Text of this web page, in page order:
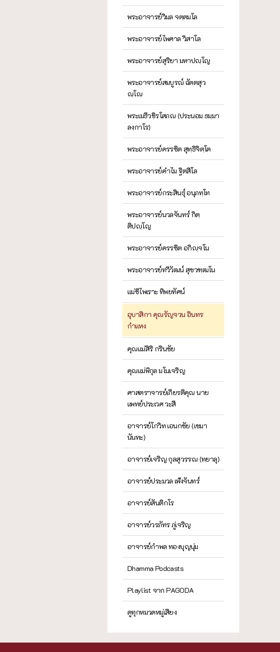
พระอาจารย์วิมล จตฺตมโล
พระอาจารย์ไพศาล วิสาโล
พระอาจารย์สุริยา มหาปญฺโญ
พระอาจารย์สมบูรณ์ ฉัตตสุว
ณฺโณ
พระเมธีวชิรโสภณ (ประนอม ธมฺมา
ลงฺกาโร)
พระอาจารย์ครรชิต สุทฺธิจิตฺโต
พระอาจารย์คำไม ฐิตสีโล
พระอาจารย์กระสินธุ์ อนุภทฺโท
พระอาจารย์นวลจันทร์ กิตฺ
ติปญฺโญ
พระอาจารย์ครรชิต อกิญฺจโน
พระอาจารย์ทวีวัฒน์ สุขวฑฺฒโน
แม่ชีไพเราะ ทิพยทัศน์
อุบาสิกา คุณรัญจวน อินทร
กำแหง
คุณแม่สิริ กรินชัย
คุณแม่พิกุล มโนเจริญ
ศาสตราจารย์เกียรติคุณ นาย
แพทย์ประเวศ วะสี
อาจารย์โกวิท เอนกชัย (เขมา
นันทะ)
อาจารย์เจริญ กุลสุวรรณ (ทยาลุ)
อาจารย์ประมวล เพ็งจันทร์
อาจารย์สันติกโร
อาจารย์วรภัทร ภู่เจริญ
อาจารย์กำพล ทองบุญนุ่ม
Dhamma Podcasts
Playlist จาก PAGODA
ดูทุกหมวดหมู่เสียง